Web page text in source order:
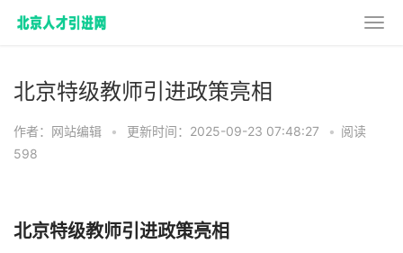
北京特级教师引进政策亮相
作者：网站编辑 • 更新时间：2025-09-23 07:48:27 • 阅读
598
北京特级教师引进政策亮相